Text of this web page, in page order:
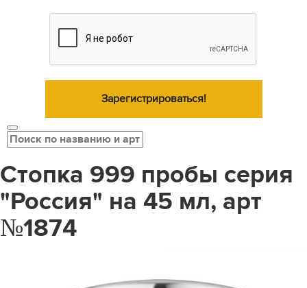
Зарегистрироваться!
Стопка 999 пробы серия
"Россия" на 45 мл, арт
№1874